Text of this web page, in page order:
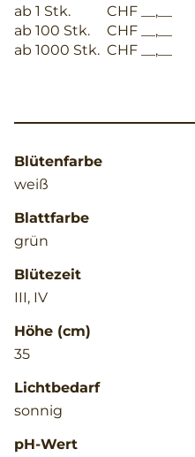
ab 1 Stk.
CHF __,__
ab 100 Stk.
CHF __,__
ab 1000 Stk. CHF __,__
Blütenfarbe
weiß
Blattfarbe
grün
Blütezeit
III, IV
Höhe (cm)
35
Lichtbedarf
sonnig
pH-Wert